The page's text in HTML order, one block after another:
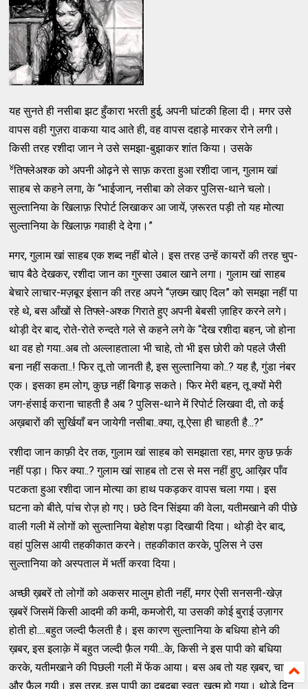
यह सुनते ही नसीबा झट हुँकारा भरती हुई, अपनी घांटकी हिला दी। मगर उसे
वापस वही गुज़रा वाकया याद आते ही, वह वापस दहाड़े मारकर रोने लगी।
किसी तरह रशीदा जान ने उसे समझा-बुझाकर शांत किया। उसके
४तिफ्लेअश्क को अपनी ओढ़ने से साफ़ करता हुआ रशीदा जान, गुलाम खां
साहब से कहने लगा, के “भाईजान, नसीबा को लेकर पुलिस-थाने चलो।
सुल्तानिया के खिलाफ़ रिपोर्ट लिखाकर आ जायें, ज़रूरत पड़ी तो यह मोत्या
सुल्तानिया के खिलाफ़ गवाही दे देगा।”
मगर, गुलाम खां साहब एक शब्द नहीं बोले। इस तरह उन्हें कायरों की तरह चुप-
चाप बैठे देखकर, रशीदा जान का गुस्सा उबाल खाने लगा। गुलाम खां साहब
बेचारे लाचार-मज़बूर इंसान की तरह अपने “ज़ख्म खाए दिल” को समझा नहीं पा
रहे थे, बस आँखों से तिफ्ले-अश्क गिराते हुए अपनी बेबसी ज़ाहिर करने लगे।
थोड़ी देर बाद, रोते-रोते रुन्दते गले से कहने लगे के “देख रशीदा बहन, जो होना
था वह हो गया..अब तो अल्लाहताला भी चाहे, तो भी इस छोरी को पहले जैसी
बना नहीं सकता..! फिर तू तो जानती है, इस सुल्तानिया को..? यह है, गुंडा नंबर
एक। इसका हम लोग, कुछ नहीं बिगाड़ सकते। फिर मेरी बहन, तू क्यों मेरी
जग-हंसाई कराना चाहती है अब ? पुलिस-थाने में रिपोर्ट लिखवा दी, तो कई
अख़बारों की सुर्खियाँ बन जायेगी नसीबा..क्या, तू ऐसा ही चाहती है...?”
रशीदा जान काफ़ी देर तक, गुलाम खां साहब को समझाता रहा, मगर कुछ फ़र्क
नहीं पड़ा। फिर क्या..? गुलाम खां साहब तो टस से मस नहीं हुए, आख़िर पाँव
पटकता हुआ रशीदा जान मोत्या का हाथ पकड़कर वापस चला गया। इस
घटना को बीते, पांच रोज़ हो गए। छठे दिन सिंझ्या की वेला, यतीमखाने की पीछे
वाली गली में लोगों को सुल्तानिया बेहोश पड़ा दिखायी दिया। थोड़ी देर बाद,
वहां पुलिस आयी तहकीकात करने। तहकीकात करके, पुलिस ने उस
सुल्तानिया को अस्पताल में भर्ती करवा दिया।
अच्छी ख़बरें तो लोगों को अकसर मालुम होती नहीं, मगर ऐसी सनसनी-खेज़
ख़बरें जिसमें किसी आदमी की कमी, कमजोरी, या उसकी कोई बुराई उज़ागर
होती हो....बहुत जल्दी फैलती है। इस कारण सुल्तानिया के बधिया होने की
ख़बर, इस इलाक़े में बहुत जल्दी फ़ैल गयी...के, किसी ने इस पापी को बधिया
करके, यतीमखाने की पिछली गली में फेंक आया। बस अब तो यह ख़बर, चारों
और फ़ैल गयी। इस तरह, इस पापी का दबदबा स्वत: ख़त्म हो गया। थोड़े दिन